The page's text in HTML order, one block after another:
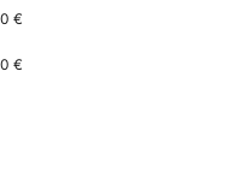
0 €
0 €